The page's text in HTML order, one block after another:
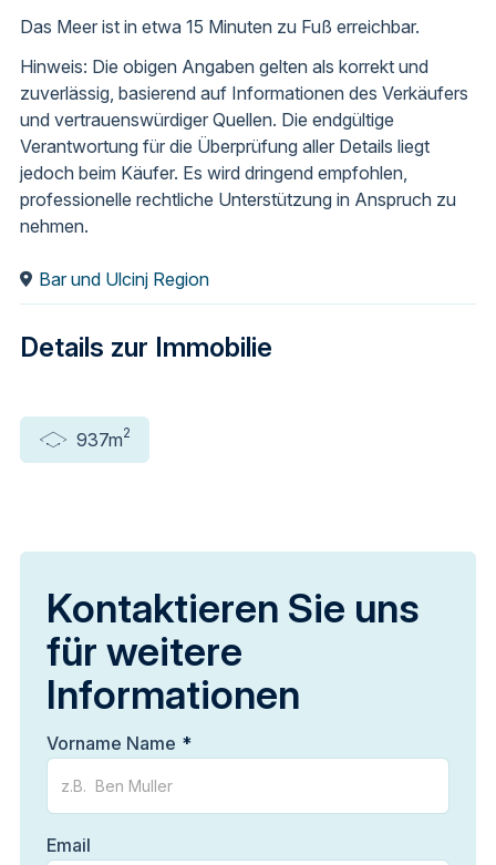
Das Meer ist in etwa 15 Minuten zu Fuß erreichbar.
Hinweis: Die obigen Angaben gelten als korrekt und
zuverlässig, basierend auf Informationen des Verkäufers
und vertrauenswürdiger Quellen. Die endgültige
Verantwortung für die Überprüfung aller Details liegt
jedoch beim Käufer. Es wird dringend empfohlen,
professionelle rechtliche Unterstützung in Anspruch zu
nehmen.
Bar und Ulcinj Region
Details zur Immobilie
937m2
Kontaktieren Sie uns
für weitere
Informationen
Vorname Name
Email